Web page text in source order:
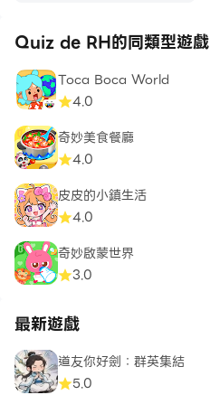
Quiz de RH的同類型遊戲
Toca Boca World
4.0
奇妙美食餐廳
4.0
皮皮的小鎮生活
4.0
奇妙啟蒙世界
3.0
最新遊戲
道友你好劍：群英集結
5.0